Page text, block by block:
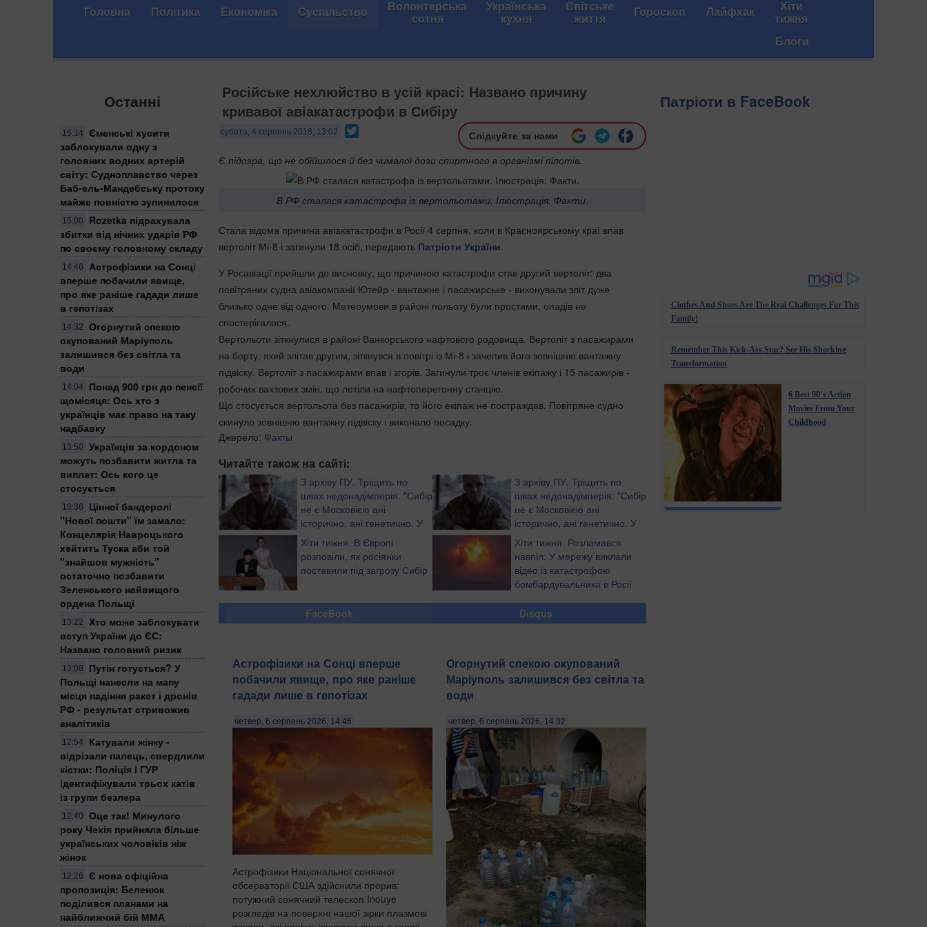
Головна Політика Економіка Суспільство Волонтерська
сотня
Українська
кухня
Світське
життя Гороскоп Лайфхак Хіти
тижня
Блоги
Останні
15:14
Єменські хусити
заблокували одну з
головних водних артерій
світу: Судноплавство через
Баб-ель-Мандебську протоку
майже повністю зупинилося
15:00
Rozetka підрахувала
збитки від нічних ударів РФ
по своєму головному складу
14:46
Астрофізики на Сонці
вперше побачили явище,
про яке раніше гадади лише
в гепотізах
14:32
Огорнутий спекою
окупований Маріуполь
залишився без світла та
води
14:04
Понад 900 грн до пенсії
щомісяця: Ось хто з
українців має право на таку
надбавку
13:50
Українців за кордоном
можуть позбавити житла та
виплат: Ось кого це
стосується
13:36
Цінної бандеролі
"Нової пошти" їм замало:
Концелярія Навроцького
хейтить Туска аби той
"знайшов мужність"
остаточно позбавити
Зеленського найвищого
ордена Польщі
13:22
Хто може заблокувати
вступ України до ЄС:
Названо головний ризик
13:08
Путін готується? У
Польщі нанесли на мапу
місця падіння ракет і дронів
РФ - результат стривожив
аналітиків
12:54
Катували жінку -
відрізали палець, свердлили
кістки: Поліція і ГУР
ідентифікували трьох катів
із групи безлера
12:40
Оце так! Минулого
року Чехія прийняла більше
українських чоловіків ніж
жінок
12:26
Є нова офіційна
пропозиція: Беленюк
поділився планами на
найближчий бій ММА
Російське нехлюйство в усій красі: Названо причину
кривавої авіакатастрофи в Сибіру
субота, 4 серпень 2018, 13:02 Слідкуйте за нами
Є підозра, що не обійшлося й без чималої дози спиртного в організмі пілотів.
В РФ сталася катастрофа із вертольотами. Ілюстрація: Факти.
Стала відома причина авіакатастрофи в Росії 4 серпня, коли в Красноярському краї впав
вертоліт Мі-8 і загинули 18 осіб, передають Патріоти України.
У Росавіації прийшли до висновку, що причиною катастрофи став другий вертоліт: два
повітряних судна авіакомпанії Ютейр - вантажне і пасажирське - виконували зліт дуже
близько одне від одного. Метеоумови в районі польоту були простими, опадів не
спостерігалося.
Вертольоти зіткнулися в районі Ванкорського нафтового родовища. Вертоліт з пасажирами
на борту, який злітав другим, зіткнувся в повітрі із Мі-8 і зачепив його зовнішню вантажну
підвіску. Вертоліт з пасажирами впав і згорів. Загинули троє членів екіпажу і 15 пасажирів -
робочих вахтових змін, що летіли на нафтоперегонну станцію.
Що стосується вертольота без пасажирів, то його екіпаж не постраждав. Повітряне судно
скинуло зовнішню вантажну підвіску і виконало посадку.
Джерело: Факты
Читайте також на сайті:
З архіву ПУ. Тріщить по
швах недонадімперія: "Сибір
не є Московією ані
історично, ані генетично. У
Сибіру раком не стоять!" -
російський доброволець ООС
З архіву ПУ. Тріщить по
швах недонадімперія: "Сибір
не є Московією ані
історично, ані генетично. У
Сибіру раком не стоять!" -
російський доброволець ООС
Хіти тижня. В Європі
розповіли, як росіянки
поставили під загрозу Сибір
Хіти тижня. Розламався
навпіл: У мережу виклали
відео із катастрофою
бомбардувальника в Росії
FaceBook
Disqus
Астрофізики на Сонці вперше
побачили явище, про яке раніше
гадади лише в гепотізах
четвер, 6 серпень 2026, 14:46
Астрофізики Національної сонячної
обсерваторії США здійснили прорив:
потужний сонячний телескоп Inouye
розгледів на поверхні нашої зірки плазмові
Огорнутий спекою окупований
Маріуполь залишився без світла та
води
четвер, 6 серпень 2026, 14:32
Патріоти в FaceBook
Clothes And Shoes Are The Real Challenges For This
Family!
Remember This Kick-Ass Star? See His Shocking
Transformation
6 Best 90’s Action
Movies From Your
Childhood